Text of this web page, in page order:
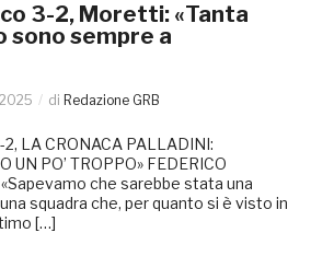
3-2, Moretti: «Tanta
sono sempre a
di Redazione GRB
LA CRONACA PALLADINI:
UN PO’ TROPPO» FEDERICO
che sarebbe stata una
squadra che, per quanto si è visto in
[…]